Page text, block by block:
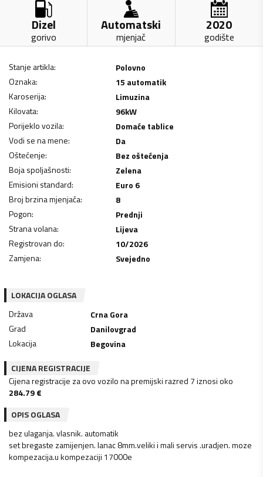
Dizel
gorivo
Automatski
mjenjač
2020
godište
Stanje artikla:
Polovno
Oznaka:
15 automatik
Karoserija:
Limuzina
Kilovata: 96kW
Porijeklo vozila:
Domaće tablice
Vodi se na mene:
Da
Oštećenje:
Bez oštećenja
Boja spoljašnosti:
Zelena
Emisioni standard:
Euro 6
Broj brzina mjenjača:
8
Pogon:
Prednji
Strana volana:
Lijeva
Registrovan do:
10/2026
Zamjena: Svejedno
LOKACIJA OGLASA
Država
Crna Gora
Grad
Danilovgrad
Lokacija
Begovina
CIJENA REGISTRACIJE
Cijena registracije za ovo vozilo na premijski razred 7 iznosi oko
284.79€
OPIS OGLASA
bez ulaganja. vlasnik. automatik
set bregaste zamijenjen. lanac 8mm.veliki i mali servis .uradjen. moze
kompezacija.u kompezaciji 17000e